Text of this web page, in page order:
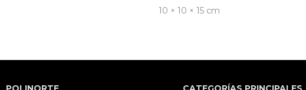
10 × 10 × 15 cm